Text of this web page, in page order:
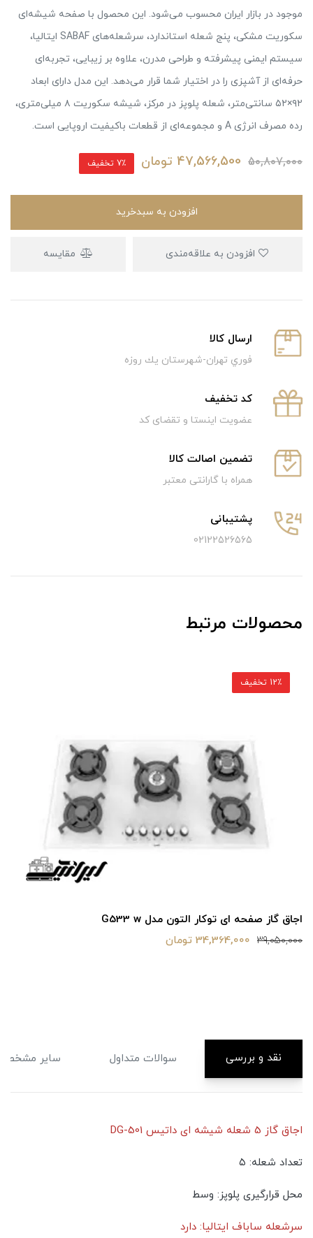
موجود در بازار ایران محسوب می‌شود. این محصول با صفحه شیشه‌ای
سکوریت مشکی، پنج شعله استاندارد، سرشعله‌های SABAF ایتالیا،
سیستم ایمنی پیشرفته و طراحی مدرن، علاوه بر زیبایی، تجربه‌ای
حرفه‌ای از آشپزی را در اختیار شما قرار می‌دهد. این مدل دارای ابعاد
۹۲×۵۲ سانتی‌متر، شعله پلوپز در مرکز، شیشه سکوریت ۸ میلی‌متری،
رده مصرف انرژی A و مجموعه‌ای از قطعات باکیفیت اروپایی است.
50,807,000
47,566,500 تومان 7٪ تخفیف
افزودن به سبدخرید
مقایسه
ارسال كالا
فوري تهران-شهرستان يك روزه
كد تخفيف
عضویت اینستا و تقضای کد
تضمین اصالت کالا
همراه با گارانتی معتبر
پشتیبانی
02122526565
محصولات مرتبط
اجاق گاز صفحه ای توکار التون مدل G533 w
39,050,000 34,364,000 تومان
12٪ تخفیف
نقد و بررسی سوالات متداول سایر
اجاق گاز 5 شعله شیشه ای داتیس DG-501
تعداد شعله: ۵
محل قرارگیری پلوپز: وسط
سرشعله ساباف ایتالیا: دارد